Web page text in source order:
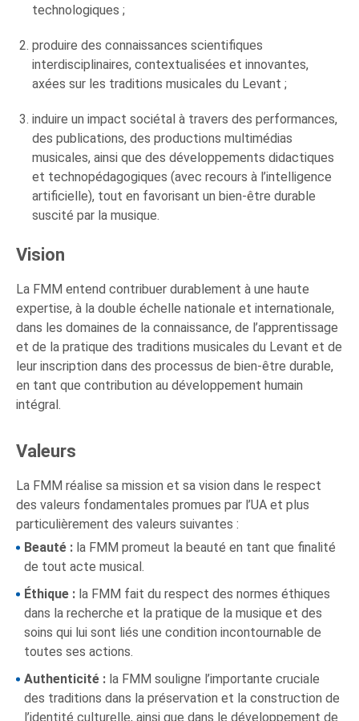
technologiques ;
produire des connaissances scientifiques
interdisciplinaires, contextualisées et innovantes,
axées sur les traditions musicales du Levant ;
induire un impact sociétal à travers des performances,
des publications, des productions multimédias
musicales, ainsi que des développements didactiques
et technopédagogiques (avec recours à l’intelligence
artificielle), tout en favorisant un bien-être durable
suscité par la musique.
Vision
La FMM entend contribuer durablement à une haute
expertise, à la double échelle nationale et internationale,
dans les domaines de la connaissance, de l’apprentissage
et de la pratique des traditions musicales du Levant et de
leur inscription dans des processus de bien-être durable,
en tant que contribution au développement humain
intégral.
Valeurs
La FMM réalise sa mission et sa vision dans le respect
des valeurs fondamentales promues par l’UA et plus
particulièrement des valeurs suivantes :
Beauté : la FMM promeut la beauté en tant que finalité
de tout acte musical.
Éthique : la FMM fait du respect des normes éthiques
dans la recherche et la pratique de la musique et des
soins qui lui sont liés une condition incontournable de
toutes ses actions.
Authenticité : la FMM souligne l’importante cruciale
des traditions dans la préservation et la construction de
l’identité culturelle, ainsi que dans le développement de